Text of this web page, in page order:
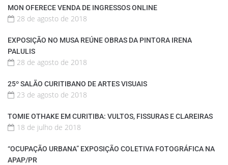
MON OFERECE VENDA DE INGRESSOS ONLINE
28 de agosto de 2018
EXPOSIÇÃO NO MUSA REÚNE OBRAS DA PINTORA IRENA
PALULIS
28 de agosto de 2018
25º SALÃO CURITIBANO DE ARTES VISUAIS
23 de agosto de 2018
TOMIE OTHAKE EM CURITIBA: VULTOS, FISSURAS E CLAREIRAS
18 de julho de 2018
“OCUPAÇÃO URBANA” EXPOSIÇÃO COLETIVA FOTOGRÁFICA NA
APAP/PR